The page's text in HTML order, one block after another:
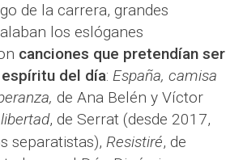
de la carrera, grandes
los eslóganes
canciones que pretendían ser
del día: España, camisa
de Ana Belén y Víctor
, de Serrat (desde 2017,
separatistas), Resistiré, de